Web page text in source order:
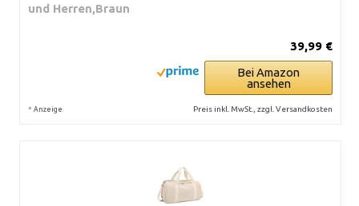
und Herren,Braun
39,99 €
Bei Amazon
ansehen
* Anzeige Preis inkl. MwSt., zzgl. Versandkosten